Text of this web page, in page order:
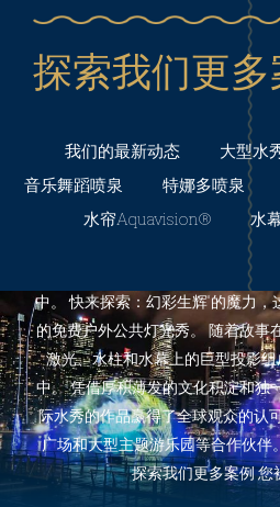
探索我们更多
我们的最新动态 大型水
音乐舞蹈喷泉
特娜多喷泉
水帘Aquavision®️
水
熔岩和雾效果…… 该表演在3个120米
种各样的水特效, 金字塔、花篮、拱
岩和雾效果…… 该表演在3个120米长
生辉是我们的第一个使用我们的
下灯的项目，该水下灯提供完美的
幻彩生辉是我们的第一个使用我
LED水下灯的项目，该水下灯提供
选择。 快来探索：幻彩生辉“的魔
现的免费户外公共灯光秀。 随着故
在激光、水柱和水幕上的巨型投影
中。 快来探索：幻彩生辉“的魔力
的免费户外公共灯光秀。 随着故事
激光、水柱和水幕上的巨型投影
中。 凭借厚积薄发的文化积淀和独
际水秀的作品赢得了全球观众的认
广场和大型主题游乐园等合作伙伴
探索我们更多案例 您
大型水秀剧院：菲
艺术
30多年来，法国国际水秀都在阿尔
光艺术节，该节日持续两个晚上，
众。 我们公司的总部和这个村庄拥
和当地协会保持着良好关系。 法国
庄贡献自己的力量。 多年来，法国
的创新：2013年向Albert
录了这位杰出的阿尔萨斯人的故事;
授权后，我们打造与著名的迪斯尼
多年来，法国国际水秀始终坚持
Albert Schweitzer和非洲致敬：这
尔萨斯人的故事; 2014年获得迪士
与著名的迪斯尼幻想曲电影相结合
的巨型水秀剧院是一个欢迎管弦乐
会，并让他们在独特的水秀中实现
布拉格爱乐乐团，ORSO管弦乐